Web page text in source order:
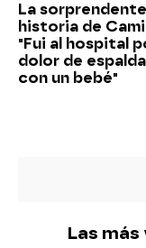
La sorprendente
historia de
"Fui al hospital
dolor de
con un bebé"
Las